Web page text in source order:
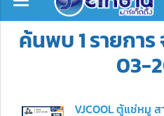
ค้นพบ 1 รายการ
03-
VJCOOL ตู้แช่หมู